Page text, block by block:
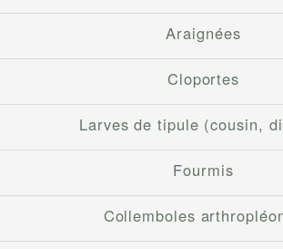
Araignées
Cloportes
Larves de tipule (cousin,
Fourmis
Collemboles